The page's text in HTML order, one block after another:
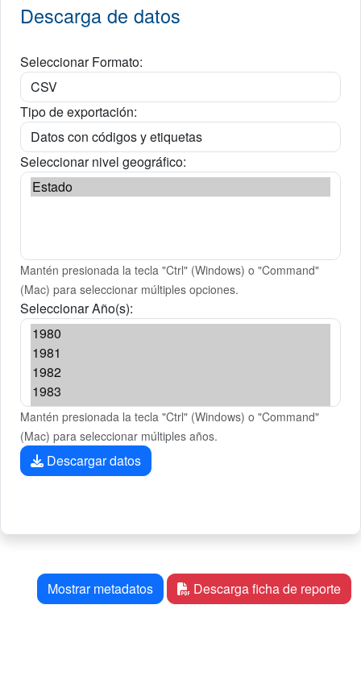
Descarga de datos
Seleccionar Formato:
Tipo de exportación:
Seleccionar nivel geográfico:
Mantén presionada la tecla "Ctrl" (Windows) o "Command"
(Mac) para seleccionar múltiples opciones.
Seleccionar Año(s):
Mantén presionada la tecla "Ctrl" (Windows) o "Command"
(Mac) para seleccionar múltiples años.
Descargar datos
Mostrar metadatos Descarga ficha de reporte